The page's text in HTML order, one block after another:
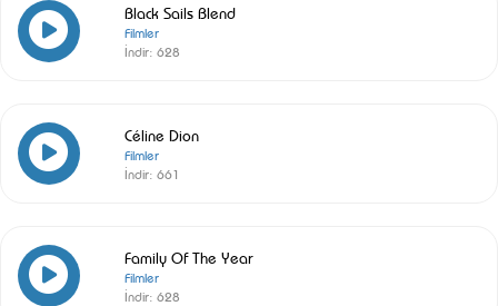
Black Sails Blend
Filmler
İndir: 628
Céline Dion
Filmler
İndir: 661
Family Of The Year
Filmler
İndir: 628